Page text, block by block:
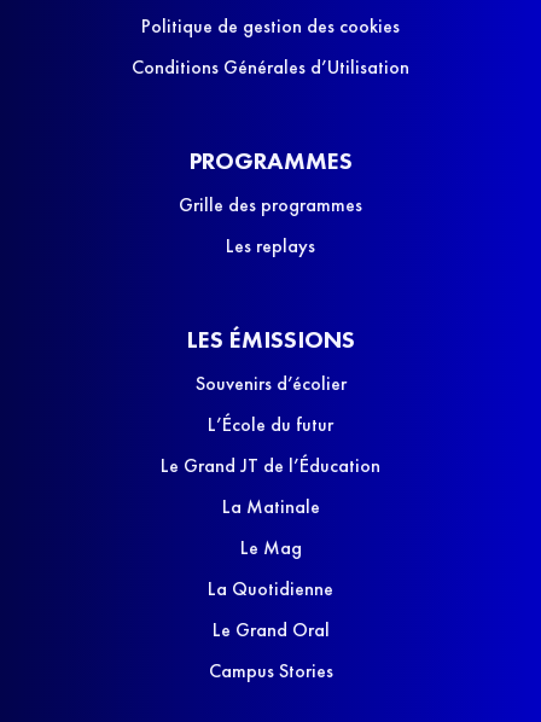
Politique de gestion des cookies
Conditions Générales d’Utilisation
PROGRAMMES
Grille des programmes
Les replays
LES ÉMISSIONS
Souvenirs d’écolier
L’École du futur
Le Grand JT de l’Éducation
La Matinale
Le Mag
La Quotidienne
Le Grand Oral
Campus Stories